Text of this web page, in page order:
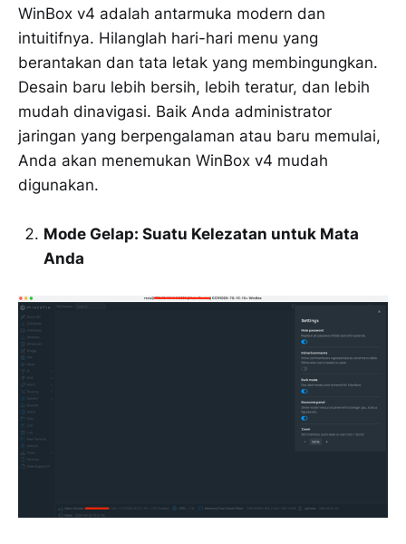
WinBox v4 adalah antarmuka modern dan
intuitifnya. Hilanglah hari-hari menu yang
berantakan dan tata letak yang membingungkan.
Desain baru lebih bersih, lebih teratur, dan lebih
mudah dinavigasi. Baik Anda administrator
jaringan yang berpengalaman atau baru memulai,
Anda akan menemukan WinBox v4 mudah
digunakan.
Mode Gelap: Suatu Kelezatan untuk Mata
Anda